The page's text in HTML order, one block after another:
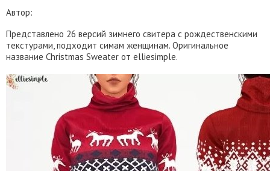
Автор:
Представлено 26 версий зимнего свитера с рождественскими
текстурами, подходит симам женщинам. Оригинальное
название Christmas Sweater от elliesimple.